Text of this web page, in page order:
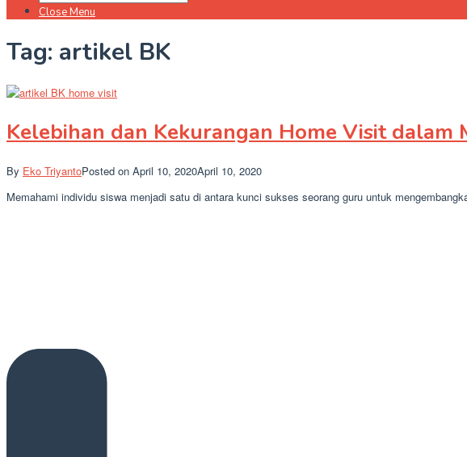
Close Menu
Tag: artikel BK
Kelebihan dan Kekurangan Home Visit dalam
By Eko TriyantoPosted on April 10, 2020April 10, 2020
Memahami individu siswa menjadi satu di antara kunci sukses seorang guru untuk